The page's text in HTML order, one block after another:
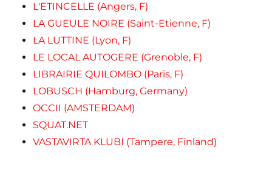
L'ETINCELLE (Angers, F)
LA GUEULE NOIRE (Saint-Etienne, F)
LA LUTTINE (Lyon, F)
LE LOCAL AUTOGERE (Grenoble, F)
LIBRAIRIE QUILOMBO (Paris, F)
LOBUSCH (Hamburg, Germany)
OCCII (AMSTERDAM)
SQUAT.NET
VASTAVIRTA KLUBI (Tampere, Finland)